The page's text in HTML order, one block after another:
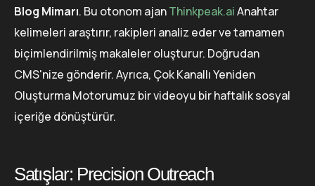
Blog Mimarı. Bu otonom ajanThinkpeak.aiAnahtar
kelimeleri araştırır, rakipleri analiz eder ve tamamen
biçimlendirilmiş makaleler oluşturur. Doğrudan
CMS'nize gönderir. Ayrıca, Çok Kanallı Yeniden
Oluşturma Motorumuz bir videoyu bir haftalık sosyal
içeriğe dönüştürür.
Satışlar: Precision Outreach